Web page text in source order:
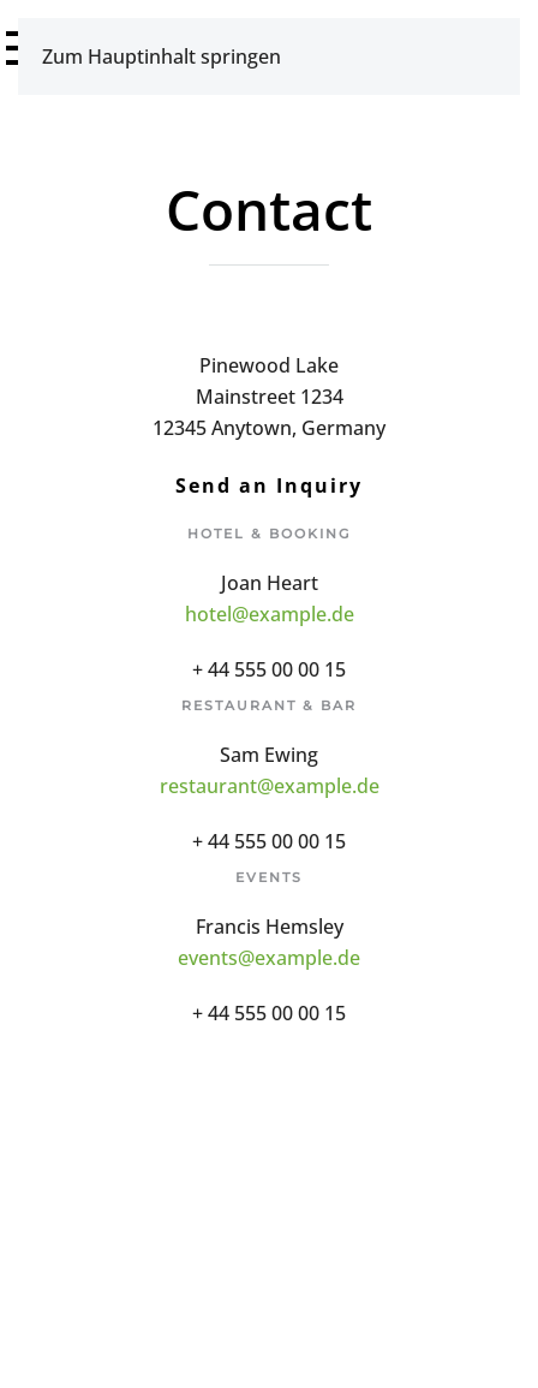
Zum Hauptinhalt springen
Contact
Pinewood Lake
Mainstreet 1234
12345 Anytown, Germany
Send an Inquiry
HOTEL & BOOKING
Joan Heart
hotel@example.de
+ 44 555 00 00 15
RESTAURANT & BAR
Sam Ewing
restaurant@example.de
+ 44 555 00 00 15
EVENTS
Francis Hemsley
events@example.de
+ 44 555 00 00 15